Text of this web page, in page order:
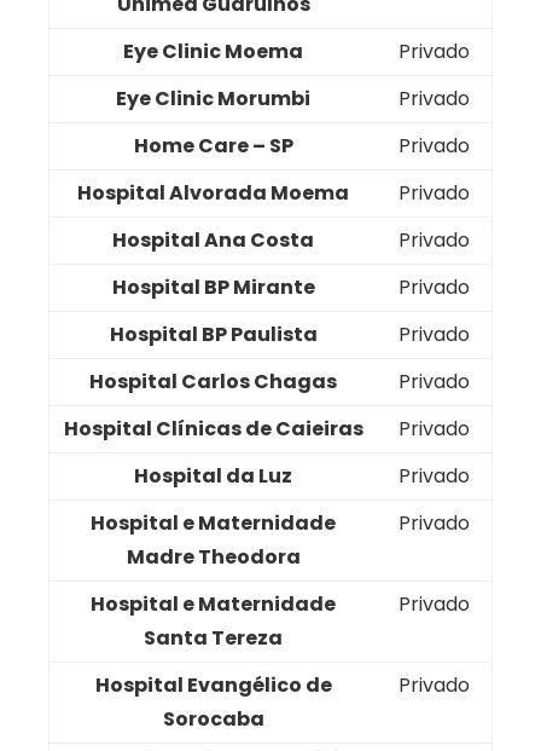
Eye Clinic Moema
Privado
Eye Clinic Morumbi
Privado
Home Care – SP
Privado
Hospital Alvorada Moema
Privado
Hospital Ana Costa
Privado
Hospital BP Mirante
Privado
Hospital BP Paulista
Privado
Hospital Carlos Chagas
Privado
Hospital Clínicas de Caieiras
Privado
Hospital da Luz
Privado
Hospital e Maternidade
Madre Theodora
Privado
Hospital e Maternidade
Santa Tereza
Privado
Hospital Evangélico de
Sorocaba
Privado